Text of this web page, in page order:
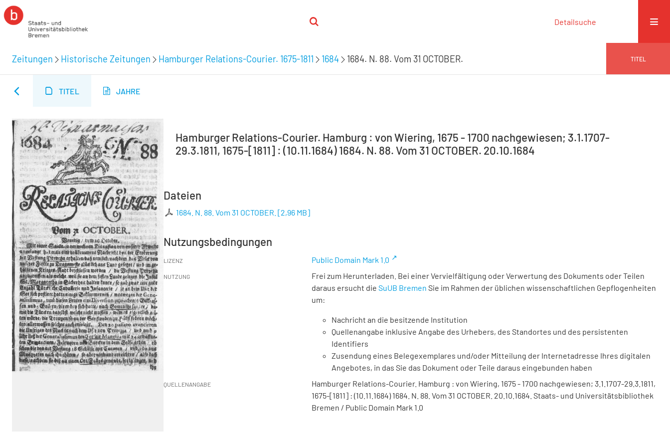
Detailsuche
Zeitungen Historische Zeitungen Hamburger Relations-Courier. 1675-1811 1684 1684. N. 88. Vom 31 OCTOBER. TITEL
TITEL JAHRE
Hamburger Relations-Courier. Hamburg : von Wiering, 1675 - 1700 nachgewiesen; 3.1.1707-
29.3.1811, 1675-[1811] : (10.11.1684) 1684. N. 88. Vom 31 OCTOBER. 20.10.1684
Dateien
1684. N. 88. Vom 31 OCTOBER. [2,96 MB]
Nutzungsbedingungen
LIZENZ Public Domain Mark 1.0
NUTZUNG
Frei zum Herunterladen. Bei einer Vervielfältigung oder Verwertung des Dokuments oder Teilen
daraus ersucht die SuUB Bremen Sie im Rahmen der üblichen wissenschaftlichen Gepflogenheiten
um:
Nachricht an die besitzende Institution
Quellenangabe inklusive Angabe des Urhebers, des Standortes und des persistenten
Identifiers
Zusendung eines Belegexemplares und/oder Mitteilung der Internetadresse Ihres digitalen
Angebotes, in das Sie das Dokument oder Teile daraus eingebunden haben
QUELLENANGABE
Hamburger Relations-Courier. Hamburg : von Wiering, 1675 - 1700 nachgewiesen; 3.1.1707-29.3.1811,
1675-[1811] : (10.11.1684) 1684. N. 88. Vom 31 OCTOBER. 20.10.1684. Staats- und Universitätsbibliothek
Bremen / Public Domain Mark 1.0